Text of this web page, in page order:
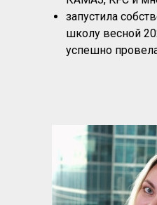
запустила
школу весной
успешно